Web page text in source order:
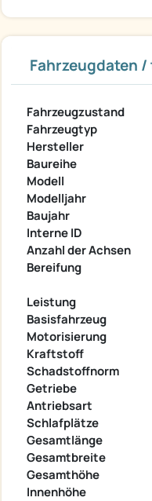
Fahrzeugdaten
Fahrzeugzustand
Fahrzeugtyp
Hersteller
Baureihe
Modell
Modelljahr
Baujahr
Interne ID
Anzahl der Achsen
Bereifung
Leistung
Basisfahrzeug
Motorisierung
Kraftstoff
Schadstoffnorm
Getriebe
Antriebsart
Schlafplätze
Gesamtlänge
Gesamtbreite
Gesamthöhe
Innenhöhe